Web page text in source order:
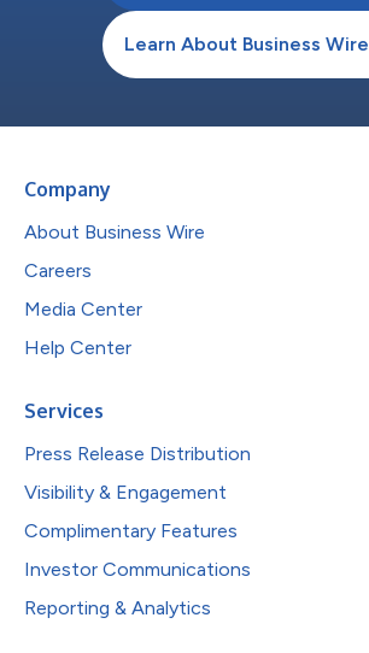
Learn About Business Wire
Company
About Business Wire
Careers
Media Center
Help Center
Services
Press Release Distribution
Visibility & Engagement
Complimentary Features
Investor Communications
Reporting & Analytics